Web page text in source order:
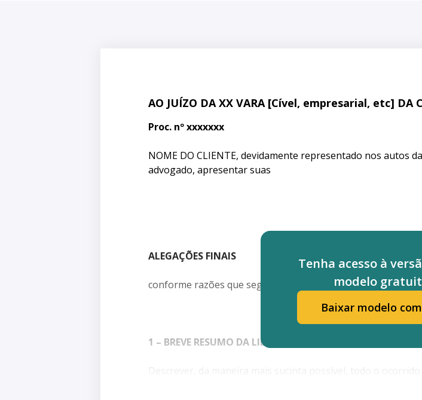
AO JUÍZO DA XX VARA [Cível, empresarial, etc] DA
Proc. nº xxxxxxx
NOME DO CLIENTE, devidamente representado nos autos
advogado, apresentar suas
ALEGAÇÕES FINAIS
conforme razões que seguem.
1 – BREVE RESUMO DA LIDE
Descrever, da maneira mais sucinta possível, todo o
Tenha acesso à
modelo
Baixar modelo